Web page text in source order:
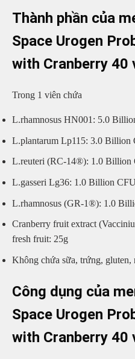
Thành phần của
Space Urogen
with Cranberry 40
Trong 1 viên chứa
L.rhamnosus HN001: 5.0
L.plantarum Lp115: 3.0 Billion
L.reuteri (RC-14®): 1.0 Billion
L.gasseri Lg36: 1.0 Billion CFU
L.rhamnosus (GR-1®): 1.0
Cranberry fruit extract
fresh fruit: 25g
Không chứa sữa, trứng, gluten,
Công dụng của
Space Urogen
with Cranberry 40